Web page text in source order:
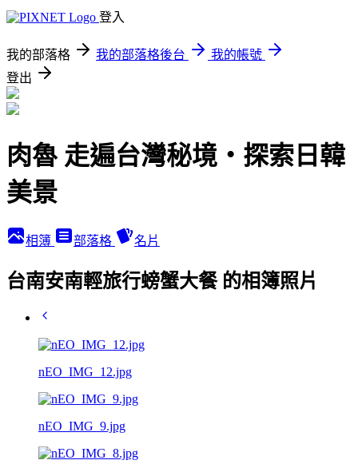
登入
我的部落格 我的部落格後台
我的帳號
登出
肉魯 走遍台灣秘境・探索日韓
美景
相簿 部落格 名片
台南安南輕旅行螃蟹大餐 的相簿照片
nEO_IMG_12.jpg
nEO_IMG_9.jpg